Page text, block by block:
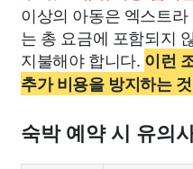
이상의 아동은 엑스트
는 총 요금에 포함되지
지불해야 합니다. 이런
추가 비용을 방지하는
숙박 예약 시 유의